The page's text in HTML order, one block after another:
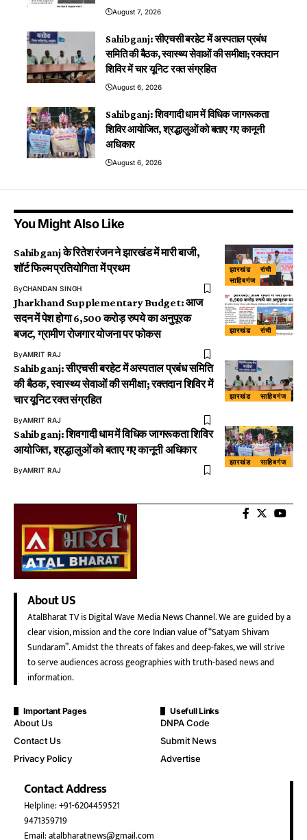
August 7, 2026
Sahibganj: सीएचसी बरहेट में अस्पताल प्रबंध
समिति की बैठक, स्वास्थ्य सेवाओं की समीक्षा; रक्तदान
शिविर में चार यूनिट रक्त संग्रहित
August 6, 2026
Sahibganj: शिवगादी धाम में विधिक जागरूकता
शिविर आयोजित, श्रद्धालुओं को बताए गए कानूनी
अधिकार
August 6, 2026
You Might Also Like
झारखंड
रांची
साहिबगंज
Sahibganj के रितेश रंजन ने झारखंड में मारी बाजी,
शॉर्ट फिल्म प्रतियोगिता में प्रथम
ByCHANDAN SINGH
झारखंड रांची
Jharkhand Supplementary Budget: आज
सदन में पेश होगा 6,500 करोड़ रुपये का अनुपूरक
बजट, ग्रामीण रोजगार योजना पर फोकस
ByAMRIT RAJ
झारखंड साहिबगंज
Sahibganj: सीएचसी बरहेट में अस्पताल प्रबंध समिति
की बैठक, स्वास्थ्य सेवाओं की समीक्षा; रक्तदान शिविर में
चार यूनिट रक्त संग्रहित
ByAMRIT RAJ
झारखंड साहिबगंज
Sahibganj: शिवगादी धाम में विधिक जागरूकता शिविर
आयोजित, श्रद्धालुओं को बताए गए कानूनी अधिकार
ByAMRIT RAJ
About US
AtalBharat TV is Digital Wave Media News Channel. We are guided by a
clear vision, mission and the core Indian value of “Satyam Shivam
Sundaram”. Amidst the threats of fakes and deep-fakes, we will strive
to serve audiences across geographies with truth-based news and
information.
Important Pages
About Us
Contact Us
Privacy Policy
Usefull Links
DNPA Code
Submit News
Advertise
Contact Address
Helpline: +91-6204459521
9471359719
Email: atalbharatnews@gmail.com